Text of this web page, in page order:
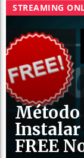
STREAMING
Método
Instalar
FREE